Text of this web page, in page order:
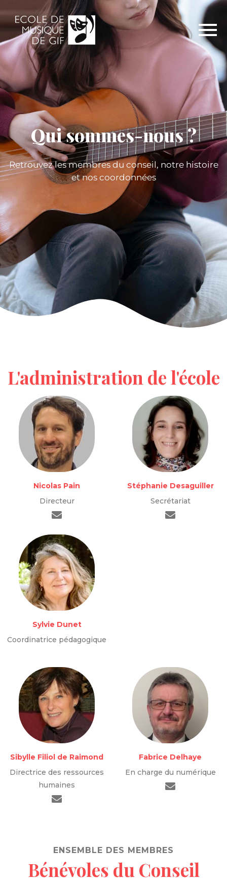
Qui sommes-nous ?
Retrouvez les membres du conseil, notre histoire
et nos coordonnées
L'administration de l'école
Nicolas Pain
Directeur
Stéphanie Desaguiller
Secrétariat
Sylvie Dunet
Coordinatrice pédagogique
Sibylle Filiol de Raimond
Directrice des ressources
humaines
Fabrice Delhaye
En charge du numérique
ENSEMBLE DES MEMBRES
Bénévoles du Conseil